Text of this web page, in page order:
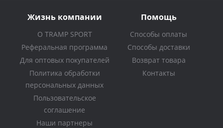
Жизнь компании
О TRAMP SPORT
Реферальная программа
Для оптовых покупателей
Политика обработки
персональных данных
Пользовательское
соглашение
Наши партнеры
Помощь
Способы оплаты
Способы доставки
Возврат товара
Контакты